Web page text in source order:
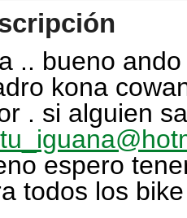
.. bueno
kona
. si alguien
espero
todos los